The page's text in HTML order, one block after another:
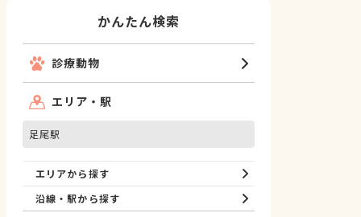
かんたん検索
診療動物
エリア・駅
足尾駅
エリアから探す
沿線・駅から探す